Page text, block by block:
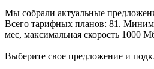
Мы собрали актуальные
Всего тарифных планов: 81.
мес, максимальная скорость 1000
Выберите свое предложение и